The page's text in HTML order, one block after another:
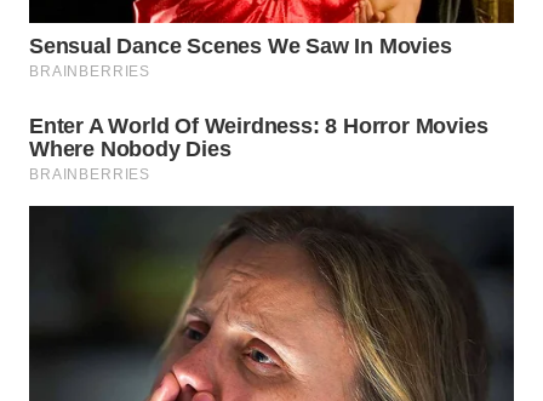
NATUNA
WN
BINTAN
WN